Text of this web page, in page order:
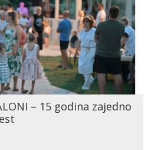
– 15 godina zajedno